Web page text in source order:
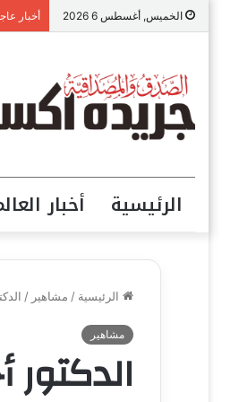
الخميس, أغسطس 6 2026 أخبار
الرئيسية أخبار
الرئيسية / مشاهير /
مشاهير